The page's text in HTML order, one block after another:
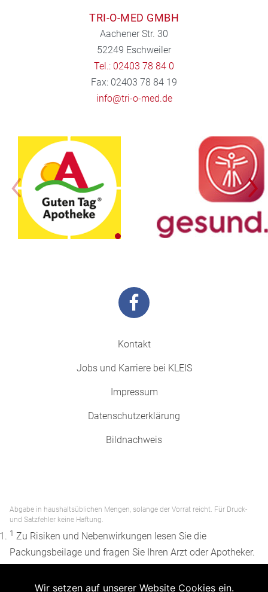
TRI-O-MED GMBH
Aachener Str. 30
52249 Eschweiler
Tel.: 02403 78 84 0
Fax: 02403 78 84 19
info@tri-o-med.de
Kontakt
Jobs und Karriere bei KLEIS
Impressum
Datenschutzerklärung
Bildnachweis
Abgabe in haushaltsüblichen Mengen, solange der Vorrat reicht. Für Druck-
und Satzfehler keine Haftung.
1 Zu Risiken und Nebenwirkungen lesen Sie die
Packungsbeilage und fragen Sie Ihren Arzt oder Apotheker.
Apothekenerstattungspreis (AEP). Der AEP ist keine
Wir setzen auf unserer Website Cookies ein.